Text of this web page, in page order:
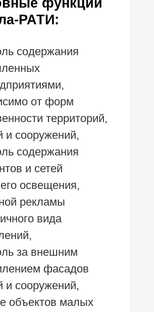
функции
РАТИ:
содержания
от форм
территорий,
и сооружений,
содержания
и сетей
освещения,
рекламы
вида
за внешним
фасадов
и сооружений,
объектов малых